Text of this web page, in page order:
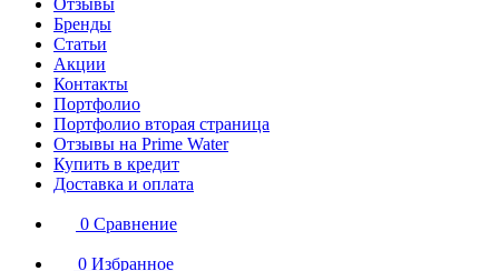
Отзывы
Бренды
Статьи
Акции
Контакты
Портфолио
Портфолио вторая страница
Отзывы на Prime Water
Купить в кредит
Доставка и оплата
0 Сравнение
0 Избранное